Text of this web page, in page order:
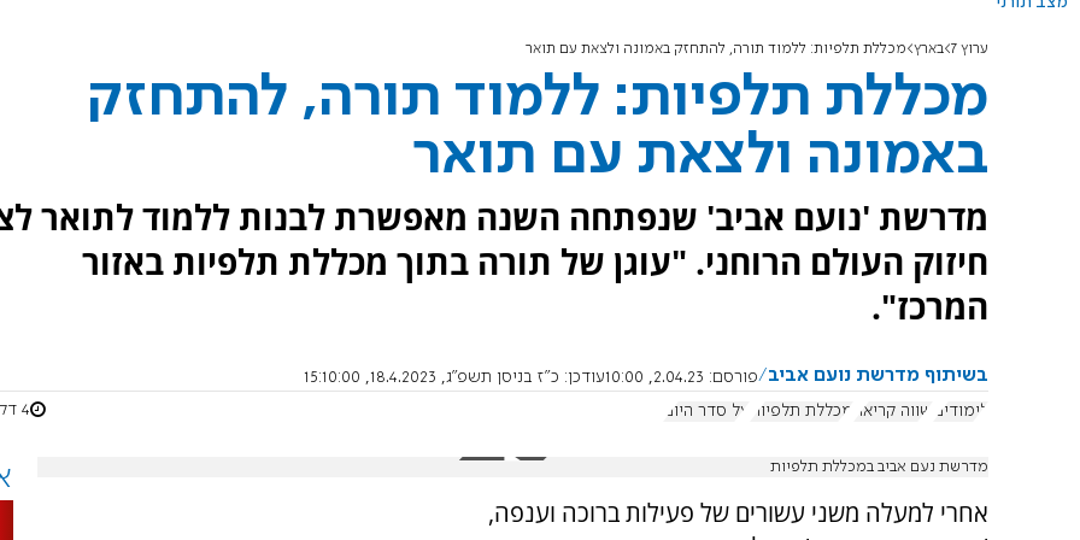
ערוץ 7 בארץ מכללת תלפיות: ללמוד תורה, להתחזק באמונה ולצאת עם תואר
מכללת תלפיות: ללמוד תורה, להתחזק
באמונה ולצאת עם תואר
מדרשת 'נועם אביב' שנפתחה השנה מאפשרת לבנות ללמוד לתואר
חיזוק העולם הרוחני. "עוגן של תורה בתוך מכללת תלפיות באזור
המרכז".
בשיתוף מדרשת נועם אביב פורסם: 2.04.23, 10:00 עודכן: כ"ז בניסן תשפ"ג, 18.4.2023, 15:10:00
לימודים
שווה קריאה מכללת תלפיות על סדר היום 4 דקות
מדרשת נעם אביב במכללת תלפיות
אחרי למעלה משני עשורים של פעילות ברוכה וענפה,